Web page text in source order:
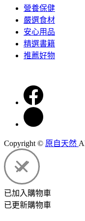
營養保健
嚴選食材
安心用品
精選書籍
推薦好物
Copyright © 原自天然
已加入購物車
已更新購物車